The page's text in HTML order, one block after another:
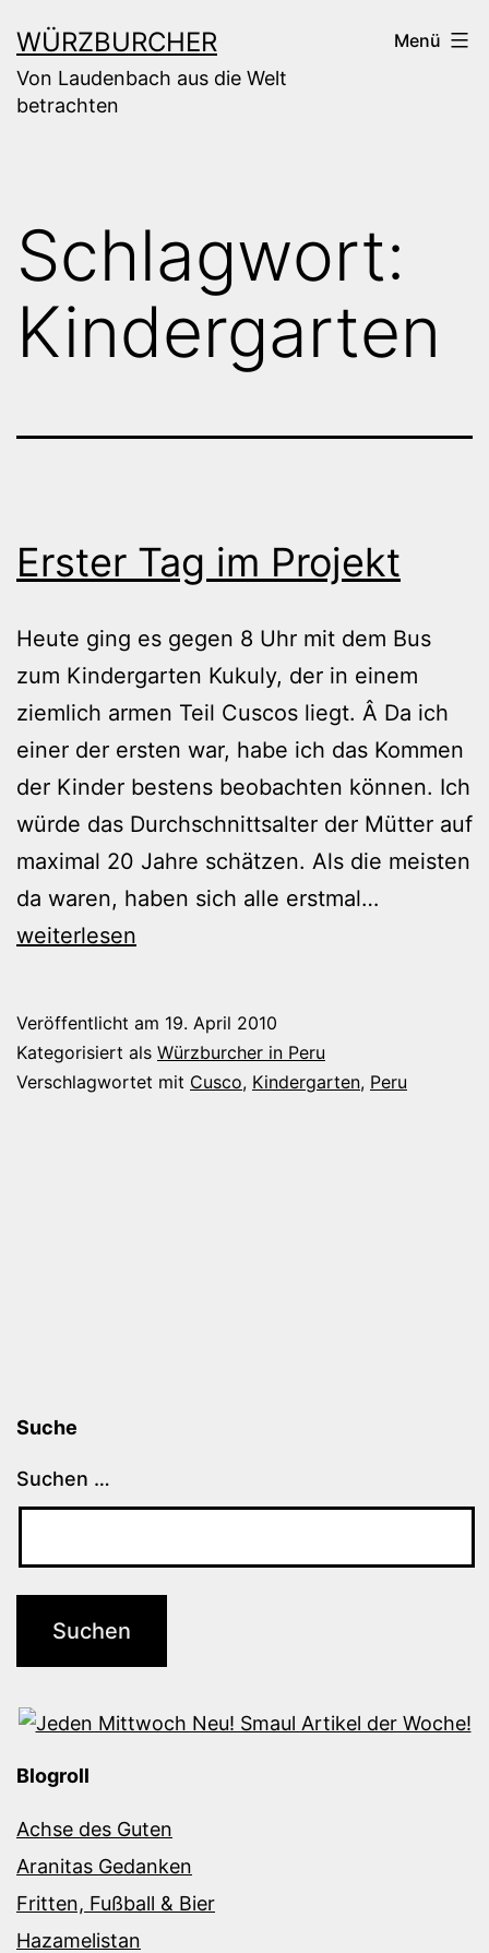
Inhalt
springen
WÜRZBURCHER
Von Laudenbach aus die Welt
betrachten
Menü
Schlagwort:
Kindergarten
Erster Tag im Projekt
Heute ging es gegen 8 Uhr mit dem Bus
zum Kindergarten Kukuly, der in einem
ziemlich armen Teil Cuscos liegt. Â Da ich
einer der ersten war, habe ich das Kommen
der Kinder bestens beobachten können. Ich
würde das Durchschnittsalter der Mütter auf
maximal 20 Jahre schätzen. Als die meisten
da waren, haben sich alle erstmal…
weiterlesen
Veröffentlicht am 19. April 2010
Kategorisiert als Würzburcher in Peru
Verschlagwortet mit Cusco, Kindergarten, Peru
Suche
Suchen …
Blogroll
Achse des Guten
Aranitas Gedanken
Fritten, Fußball & Bier
Hazamelistan